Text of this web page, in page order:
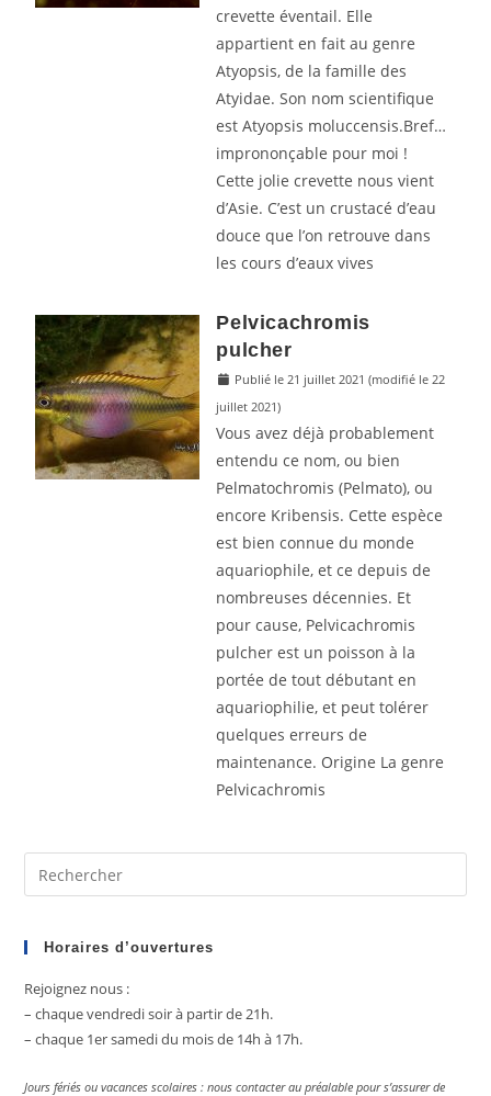
crevette éventail. Elle
appartient en fait au genre
Atyopsis, de la famille des
Atyidae. Son nom scientifique
est Atyopsis moluccensis.Bref…
imprononçable pour moi !
Cette jolie crevette nous vient
d’Asie. C’est un crustacé d’eau
douce que l’on retrouve dans
les cours d’eaux vives
Pelvicachromis
pulcher
Publié le 21 juillet 2021 (modifié le 22
juillet 2021)
Vous avez déjà probablement
entendu ce nom, ou bien
Pelmatochromis (Pelmato), ou
encore Kribensis. Cette espèce
est bien connue du monde
aquariophile, et ce depuis de
nombreuses décennies. Et
pour cause, Pelvicachromis
pulcher est un poisson à la
portée de tout débutant en
aquariophilie, et peut tolérer
quelques erreurs de
maintenance. Origine La genre
Pelvicachromis
Horaires d’ouvertures
Rejoignez nous :
– chaque vendredi soir à partir de 21h.
– chaque 1er samedi du mois de 14h à 17h.
Jours fériés ou vacances scolaires : nous contacter au préalable pour s’assurer de